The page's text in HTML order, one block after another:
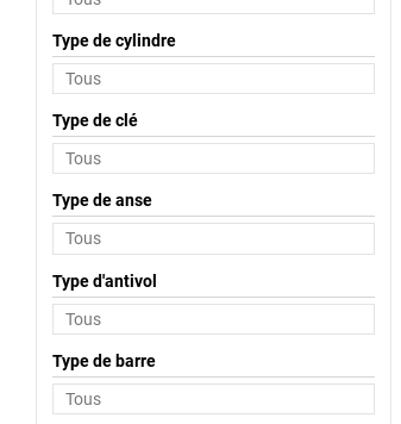
Type de cylindre
Type de clé
Type de anse
Type d'antivol
Type de barre